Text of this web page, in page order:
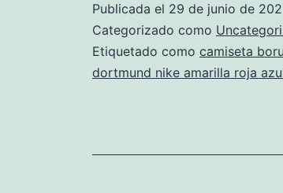
Publicada el 29 de junio de
Categorizado como
Etiquetado como camiseta
dortmund nike amarilla roja